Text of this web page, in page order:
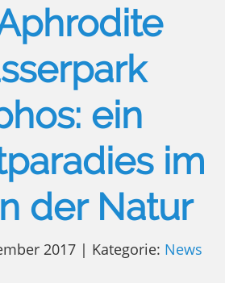
ein
im
der Natur
2017 | Kategorie: News